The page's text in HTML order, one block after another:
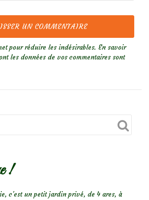
pour réduire les indésirables. En savoir
les données de vos commentaires sont
!
c'est un petit jardin privé, de 4 ares, à